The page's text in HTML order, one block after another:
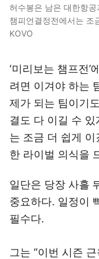
허수봉은 남은 대한항
챔피언결정전에서는 조
KOVO
‘미리보는 챔프전
려면 이겨야 하는
제가 되는 팀이기
결도 다 이길 수
는 조금 더 쉽게 이
한 라이벌 의식을
일단은 당장 사흘
중요하다. 일정이
필수다.
그는 “이번 시즌